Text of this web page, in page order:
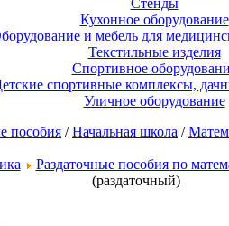
Стенды
Кухонное оборудование
и мебель для
Текстильные изделия
Спортивное
спортивные комплексы,
Уличное оборудование
пособия /Начальная школа /
Раздаточные пособия по
(раздаточный)